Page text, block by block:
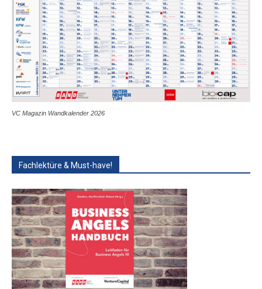
VC Magazin Wandkalender 2026
Fachlektüre & Must-have!